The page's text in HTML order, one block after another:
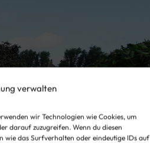
verwalten
wir Technologien wie Cookies, um
darauf zuzugreifen. Wenn du diesen
wie das Surfverhalten oder eindeutige IDs auf